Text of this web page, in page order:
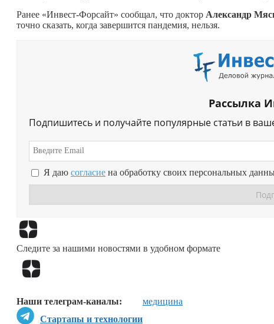
Ранее «Инвест-Форсайт» сообщал, что доктор Александр
точно сказать, когда завершится пандемия, нельзя.
Рассылка
Подпишитесь и получайте популярные статьи в
Я даю согласие на обработку своих персональных
Следите за нашими новостями в удобном формате
Наши телеграм-каналы:
Стартапы и технологии
медицина